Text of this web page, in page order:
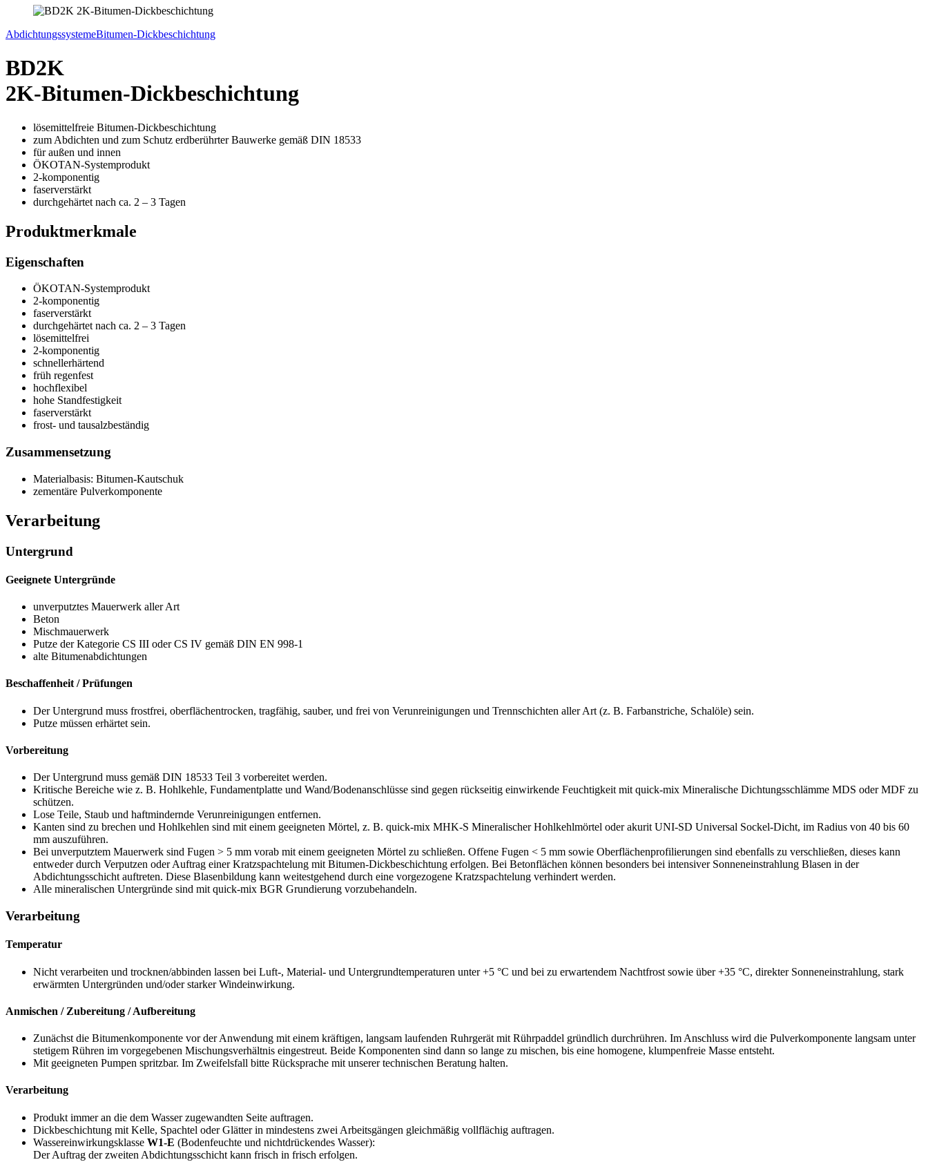
AbdichtungssystemeBitumen-Dickbeschichtung
BD2K
2K-Bitumen-Dickbeschichtung
lösemittelfreie Bitumen-Dickbeschichtung
zum Abdichten und zum Schutz erdberührter Bauwerke gemäß DIN 18533
für außen und innen
ÖKOTAN-Systemprodukt
2-komponentig
faserverstärkt
durchgehärtet nach ca. 2 – 3 Tagen
Produktmerkmale
Eigenschaften
ÖKOTAN-Systemprodukt
2-komponentig
faserverstärkt
durchgehärtet nach ca. 2 – 3 Tagen
lösemittelfrei
2-komponentig
schnellerhärtend
früh regenfest
hochflexibel
hohe Standfestigkeit
faserverstärkt
frost- und tausalzbeständig
Zusammensetzung
Materialbasis: Bitumen-Kautschuk
zementäre Pulverkomponente
Verarbeitung
Untergrund
Geeignete Untergründe
unverputztes Mauerwerk aller Art
Beton
Mischmauerwerk
Putze der Kategorie CS III oder CS IV gemäß DIN EN 998-1
alte Bitumenabdichtungen
Beschaffenheit / Prüfungen
Der Untergrund muss frostfrei, oberflächentrocken, tragfähig, sauber, und frei von Verunreinigungen und Trennschichten aller Art (z. B. Farbanstriche, Schalöle) sein.
Putze müssen erhärtet sein.
Vorbereitung
Der Untergrund muss gemäß DIN 18533 Teil 3 vorbereitet werden.
Kritische Bereiche wie z. B. Hohlkehle, Fundamentplatte und Wand/Bodenanschlüsse sind gegen rückseitig einwirkende Feuchtigkeit mit quick-mix Mineralische Dichtungsschlämme MDS oder MDF zu
schützen.
Lose Teile, Staub und haftmindernde Verunreinigungen entfernen.
Kanten sind zu brechen und Hohlkehlen sind mit einem geeigneten Mörtel, z. B. quick-mix MHK-S Mineralischer Hohlkehlmörtel oder akurit UNI-SD Universal Sockel-Dicht, im Radius von 40 bis 60
mm auszuführen.
Bei unverputztem Mauerwerk sind Fugen > 5 mm vorab mit einem geeigneten Mörtel zu schließen. Offene Fugen < 5 mm sowie Oberflächenprofilierungen sind ebenfalls zu verschließen, dieses kann
entweder durch Verputzen oder Auftrag einer Kratzspachtelung mit Bitumen-Dickbeschichtung erfolgen. Bei Betonflächen können besonders bei intensiver Sonneneinstrahlung Blasen in der
Abdichtungsschicht auftreten. Diese Blasenbildung kann weitestgehend durch eine vorgezogene Kratzspachtelung verhindert werden.
Alle mineralischen Untergründe sind mit quick-mix BGR Grundierung vorzubehandeln.
Verarbeitung
Temperatur
Nicht verarbeiten und trocknen/abbinden lassen bei Luft-, Material- und Untergrundtemperaturen unter +5 °C und bei zu erwartendem Nachtfrost sowie über +35 °C, direkter Sonneneinstrahlung, stark
erwärmten Untergründen und/oder starker Windeinwirkung.
Anmischen / Zubereitung / Aufbereitung
Zunächst die Bitumenkomponente vor der Anwendung mit einem kräftigen, langsam laufenden Ruhrgerät mit Rührpaddel gründlich durchrühren. Im Anschluss wird die Pulverkomponente langsam unter
stetigem Rühren im vorgegebenen Mischungsverhältnis eingestreut. Beide Komponenten sind dann so lange zu mischen, bis eine homogene, klumpenfreie Masse entsteht.
Mit geeigneten Pumpen spritzbar. Im Zweifelsfall bitte Rücksprache mit unserer technischen Beratung halten.
Verarbeitung
Produkt immer an die dem Wasser zugewandten Seite auftragen.
Dickbeschichtung mit Kelle, Spachtel oder Glätter in mindestens zwei Arbeitsgängen gleichmäßig vollflächig auftragen.
Wassereinwirkungsklasse W1-E (Bodenfeuchte und nichtdrückendes Wasser):
Der Auftrag der zweiten Abdichtungsschicht kann frisch in frisch erfolgen.